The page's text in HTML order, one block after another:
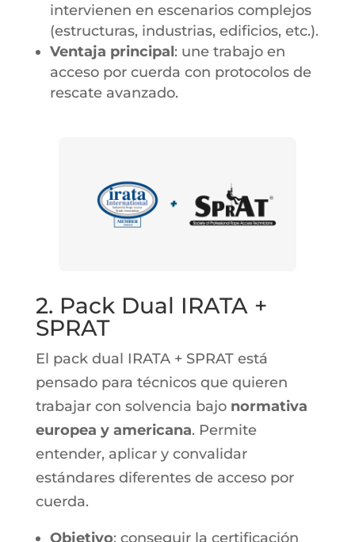
intervienen en escenarios complejos
(estructuras, industrias, edificios, etc.).
Ventaja principal: une trabajo en
acceso por cuerda con protocolos de
rescate avanzado.
2. Pack Dual IRATA +
SPRAT
El pack dual IRATA + SPRAT está
pensado para técnicos que quieren
trabajar con solvencia bajo normativa
europea y americana. Permite
entender, aplicar y convalidar
estándares diferentes de acceso por
cuerda.
Objetivo: conseguir la certificación